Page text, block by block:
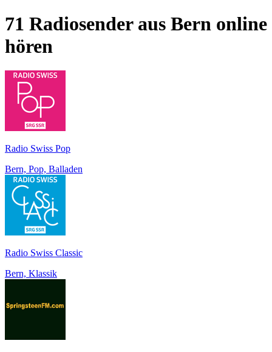
71 Radiosender aus Bern online
hören
Radio Swiss Pop
Bern, Pop, Balladen
Radio Swiss Classic
Bern, Klassik